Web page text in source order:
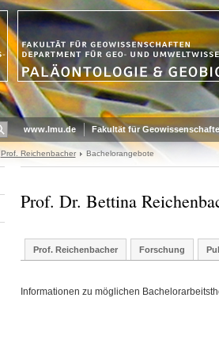
www.lmu.de Fakultät für
Prof. Reichenbacher Bachelorangebote
Prof. Dr. Bettina
Prof. Reichenbacher Forschung
Informationen zu möglichen